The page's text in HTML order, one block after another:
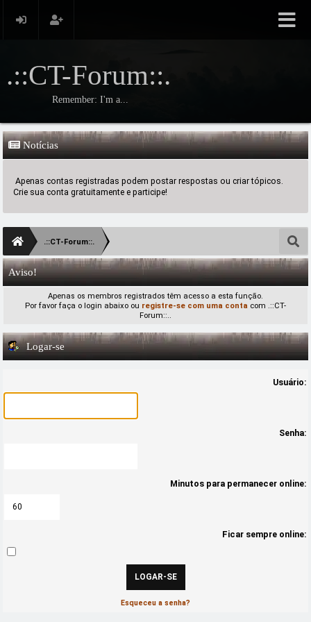
.::CT-Forum::.
Remember: I'm a...
Notícias
Apenas contas registradas podem postar respostas ou criar tópicos.
Crie sua conta gratuitamente e participe!
.::CT-Forum::.
Aviso!
Apenas os membros registrados têm acesso a esta função.
Por favor faça o login abaixo ou registre-se com uma conta com .::CT-
Forum::..
Logar-se
Usuário:
Senha:
Minutos para permanecer online:
Ficar sempre online:
Esqueceu a senha?